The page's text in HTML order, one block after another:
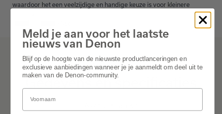
waardoor het een veelzijdige en handige keuze is voor kleinere
HEOS 3 HS2
Gegevens en specificaties
Meld je aan voor het laatste
nieuws van Denon
Blijf op de hoogte van de nieuwste productlanceringen en
exclusieve aanbiedingen wanneer je je aanmeldt om deel uit te
maken van de Denon-community.